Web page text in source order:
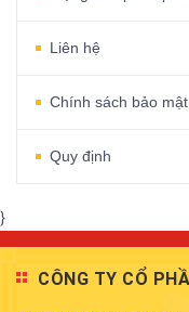
Liên hệ
Chính sách bảo mật
Quy định
}
CÔNG TY CỔ